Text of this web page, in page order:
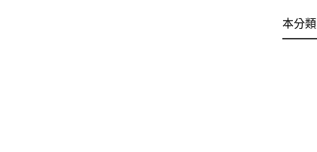
本分